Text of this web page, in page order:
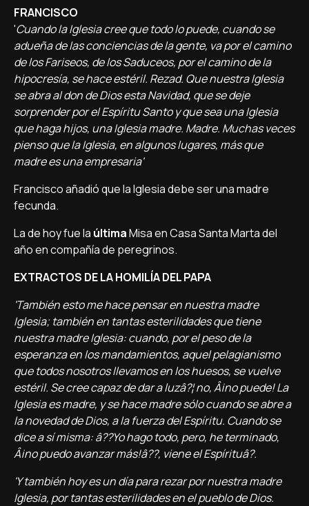
FRANCISCO
'Cuando la Iglesia cree que todo lo puede, cuando se
adueña de las conciencias de la gente, va por el camino
de los Fariseos, de los Saduceos, por el camino de la
hipocresí­a, se hace estéril. Rezad. Que nuestra Iglesia
se abra al don de Dios esta Navidad, que se deje
sorprender por el Espí­ritu Santo y que sea una Iglesia
que haga hijos, una Iglesia madre. Madre. Muchas veces
pienso que la Iglesia, en algunos lugares, más que
madre es una empresaria'
Francisco añadió que la Iglesia debe ser una madre
fecunda.
La de hoy fue la últimaMisa en Casa Santa Marta del
año en compañí­a de peregrinos.
EXTRACTOS DE LA HOMILÍA DEL PAPA
'También esto me hace pensar en nuestra madre
Iglesia; también en tantas esterilidades que tiene
nuestra madre Iglesia: cuando, por el peso de la
esperanza en los mandamientos, aquel pelagianismo
que todos nosotros llevamos en los huesos, se vuelve
estéril. Se cree capaz de dar a luzâ?¦ no, Â¡no puede! La
Iglesia es madre, y se hace madre sólo cuando se abre a
la novedad de Dios, a la fuerza del Espí­ritu. Cuando se
dice a sí­ misma: â??Yo hago todo, pero, he terminado,
Â¡no puedo avanzar más!â??, viene el Espí­rituâ?.
'Y también hoy es un dí­a para rezar por nuestra madre
Iglesia, por tantas esterilidades en el pueblo de Dios.